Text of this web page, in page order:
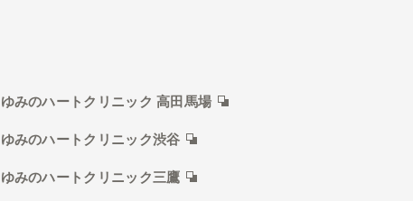
ゆみのハートクリニック 高田馬場
ゆみのハートクリニック渋谷
ゆみのハートクリニック三鷹